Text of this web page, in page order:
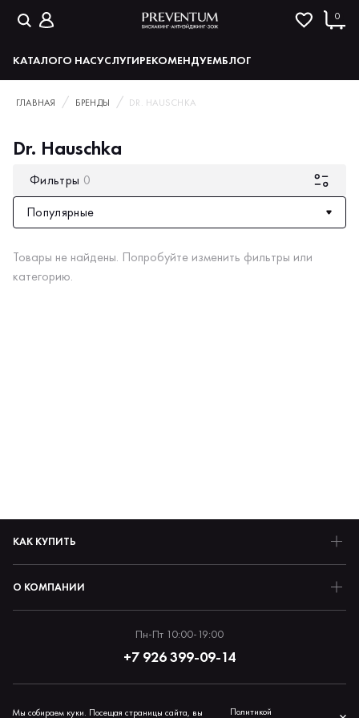
0
КАТАЛОГО НАСУСЛУГИРЕКОМЕНДУЕМБЛОГ
ГЛАВНАЯ БРЕНДЫ DR. HAUSCHKA
Dr. Hauschka
Фильтры 0
Популярные
Товары не найдены. Попробуйте изменить фильтры или
категорию.
КАК КУПИТЬ
О КОМПАНИИ
Пн-Пт 10:00-19:00
+7 926 399-09-14
Политика обработки персональных данных
Мы собираем куки. Посещая страницы сайта, вы
Политикой